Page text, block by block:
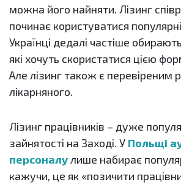
можна його найняти. Лізинг
починає користуватися
Українці дедалі частіше
які хочуть скористатися цією
Але лізинг також є перевіреним
лікарняного.
Лізинг працівників – дуже
зайнятості на Заході. У Польщі
персоналулише набирає
кажучи, це як «позичити